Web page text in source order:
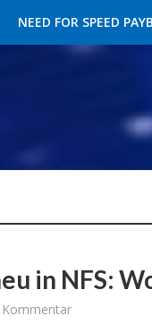
NEED FOR SPEED
in NFS:
Kommentar